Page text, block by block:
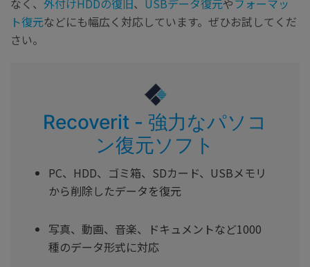
なく、 外付けHDDの復旧、 USBデータ復元やフォーマッ
ト復元などにも幅広く対応しています。ぜひお試してくだ
さい。
Recoverit - 強力なパソコ
ン復元ソフト
PC、HDD、ゴミ箱、SDカード、USBメモリ
から削除したデータを復元
写真、動画、音楽、ドキュメントなど1000
種のデータ形式に対応